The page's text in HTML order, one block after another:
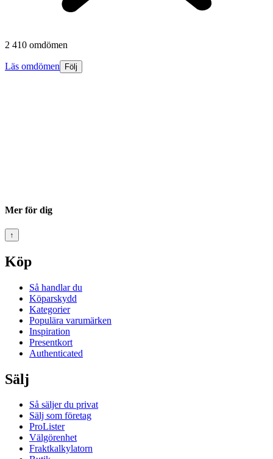
2 410 omdömen
Läs omdömen Följ
Mer för dig
↑
Köp
Så handlar du
Köparskydd
Kategorier
Populära varumärken
Inspiration
Presentkort
Authenticated
Sälj
Så säljer du privat
Sälj som företag
ProLister
Välgörenhet
Fraktkalkylatorn